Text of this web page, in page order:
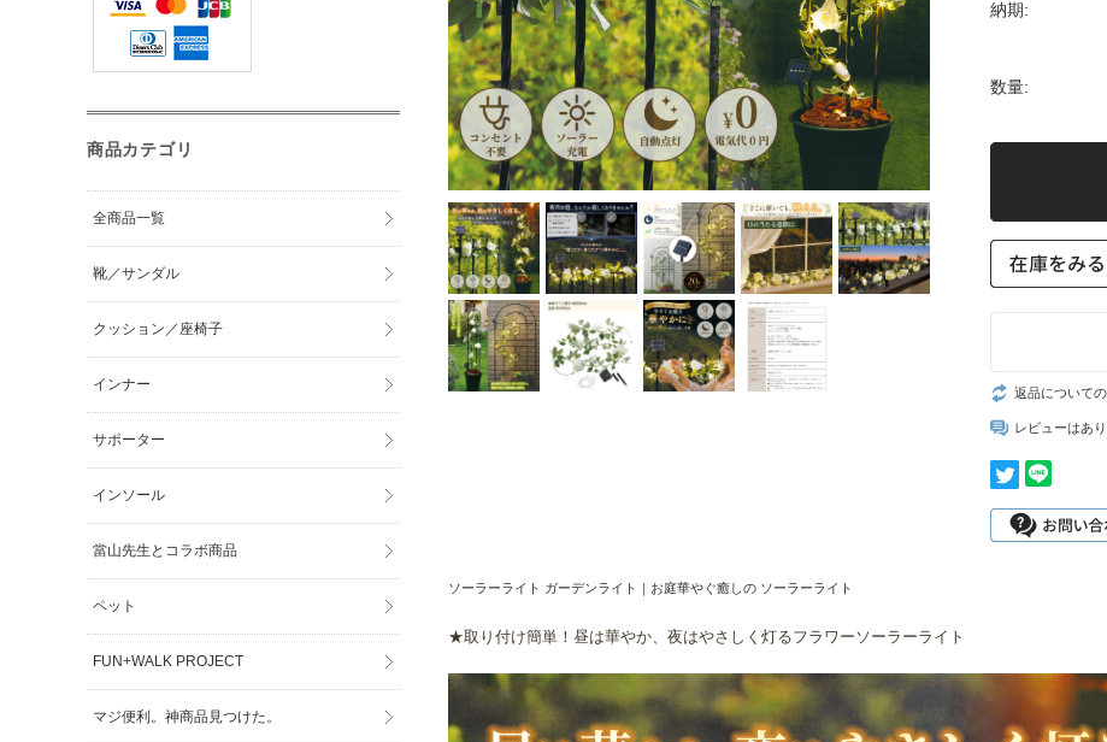
納期:
数量:
返品について
レビューはあ
ソーラーライト ガーデンライト｜お庭華やぐ癒しの ソーラーライト
★取り付け簡単！昼は華やか、夜はやさしく灯るフラワーソーラーライト
商品カテゴリ
全商品一覧
靴／サンダル
クッション／座椅子
インナー
サポーター
インソール
當山先生とコラボ商品
ペット
FUN+WALK PROJECT
マジ便利。神商品見つけた。